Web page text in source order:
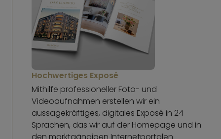
Hochwertiges Exposé
Mithilfe professioneller Foto- und
Videoaufnahmen erstellen wir ein
aussagekräftiges, digitales Exposé in 24
Sprachen, das wir auf der Homepage und in